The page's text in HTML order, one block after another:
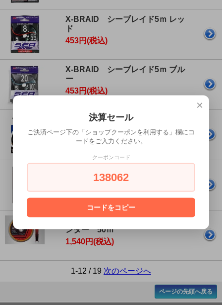
X-BRAID シーブレイド5ｍ レッ
ド
453円(税込)
X-BRAID シーブレイド5ｍ ブル
ー
453円(税込)
X-BRAID ダイポリノットII
1,650円(税込)
リミテッド
1,618円(税込)
YGK よつあみ ガリス シーハ
ンター 50ｍ
1,540円(税込)
1-12 / 19 次のページへ
ページの先頭へ戻る
×
決算セール
ご決済ページ下の「ショップクーポンを利用する」欄にコ
ードをご入力ください。
クーポンコード
138062
コードをコピー